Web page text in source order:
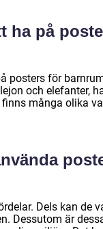
ha på
posters för
och elefanter,
många olika
Dels kan de
Dessutom är